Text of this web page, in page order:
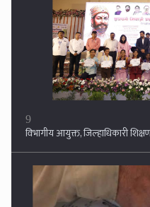
विभागीय आयुक्त, जिल्हाधिकारी